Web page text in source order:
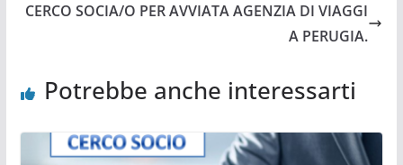
CERCO SOCIA/O PER AVVIATA AGENZIA DI VIAGGI
A PERUGIA.
Potrebbe anche interessarti